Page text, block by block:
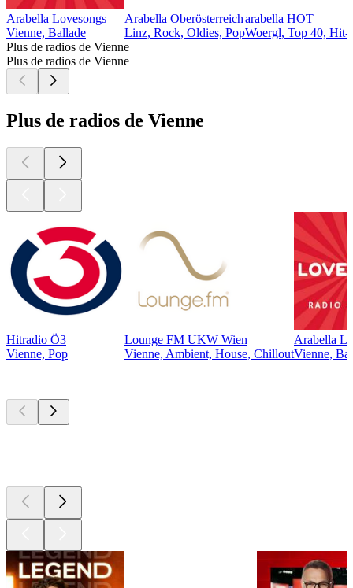
Arabella Lovesongs
Vienne, Ballade
Arabella Oberösterreich
Linz, Rock, Oldies, Pop
arabella HOT
Woergl, Top 40, Hit-
Plus de radios de Vienne
Plus de radios de Vienne
Plus de radios de Vienne
Hitradio Ö3
Vienne, Pop
Lounge FM UKW Wien
Vienne, Ambient, House, Chillout
Arabella
Vienne,